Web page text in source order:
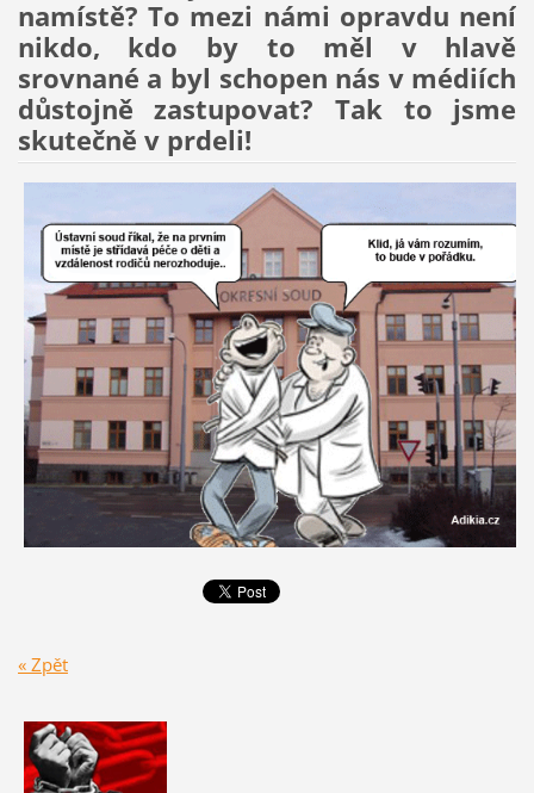
namístě? To mezi námi opravdu není
nikdo, kdo by to měl v hlavě
srovnané a byl schopen nás v médiích
důstojně zastupovat? Tak to jsme
skutečně v prdeli!
« Zpět